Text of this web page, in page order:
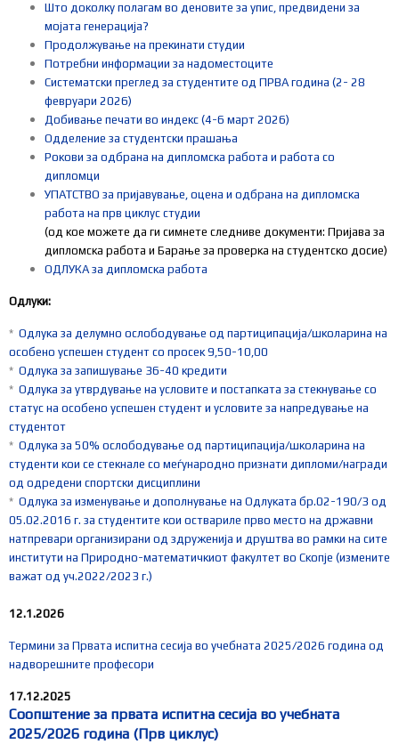
Што доколку полагам во деновите за упис, предвидени за
мојата генерација?
Продолжување на прекинати студии
Потребни информации за надоместоците
Систематски преглед за студентите од ПРВА година (2- 28
февруари 2026)
Добивање печати во индекс (4-6 март 2026)
Одделение за студентски прашања
Рокови за одбрана на дипломска работа и работа со
дипломци
УПАТСТВО за пријавување, оцена и одбрана на дипломска
работа на прв циклус студии
(од кое можете да ги симнете следниве докумeнти: Пријава за
дипломска работа и Барање за проверка на студентско досие)
ОДЛУКА за дипломска работа
Одлуки:
* Одлука за делумно ослободување од партиципација/школарина на
особено успешен студент со просек 9,50-10,00
* Одлука за запишување 36-40 кредити
* Одлука за утврдување на условите и постапката за стекнување со
статус на особено успешен студент и условите за напредување на
студентот
* Одлука за 50% ослободување од партиципација/школарина на
студенти кои се стекнале со меѓународно признати дипломи/награди
од одредени спортски дисциплини
* Одлука за изменување и дополнување на Одлуката бр.02-190/3 од
05.02.2016 г. за студентите кои оствариле прво место на државни
натпревари организирани од здруженија и друштва во рамки на сите
институти на Природно-математичкиот факултет во Скопје (измените
важат од уч.2022/2023 г.)
12.1.2026
Термини за Првата испитна сесија во учебната 2025/2026 година од
надворешните професори
17.12.2025
Соопштение за првата испитна сесија во учебната
2025/2026 година (Прв циклус)